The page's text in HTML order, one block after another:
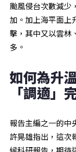
颱風侵台次數減少
加。加上海平面上
擊，其中又以雲林
多。
如何為升
「調適」
報告主編之一的中
許晃雄指出，這次